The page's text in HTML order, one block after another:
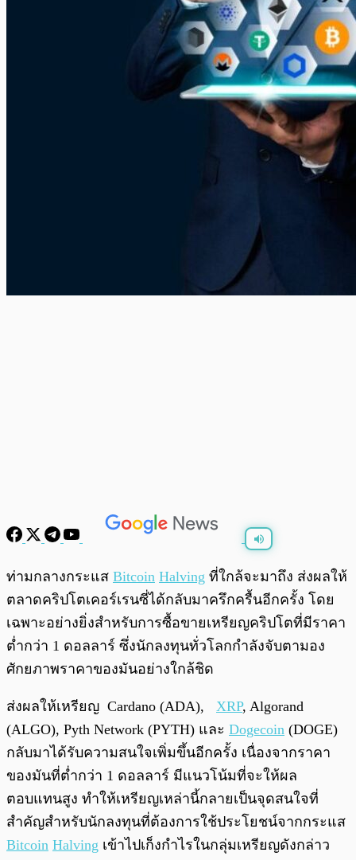
0:00 0:00
ท่ามกลางกระแส Bitcoin Halving ที่ใกล้จะมาถึง ส่งผลให้
ตลาดคริปโตเคอร์เรนซี่ได้กลับมาครึกครื้นอีกครั้ง โดย
เฉพาะอย่างยิ่งสำหรับการซื้อขายเหรียญคริปโตที่มีราคา
ต่ำกว่า 1 ดอลลาร์ ซึ่งนักลงทุนทั่วโลกกำลังจับตามอง
ศักยภาพราคาของมันอย่างใกล้ชิด
ส่งผลให้เหรียญ Cardano (ADA), XRP, Algorand
(ALGO), Pyth Network (PYTH) และ Dogecoin (DOGE)
กลับมาได้รับความสนใจเพิ่มขึ้นอีกครั้ง เนื่องจากราคา
ของมันที่ต่ำกว่า 1 ดอลลาร์ มีแนวโน้มที่จะให้ผล
ตอบแทนสูง ทำให้เหรียญเหล่านี้กลายเป็นจุดสนใจที่
สำคัญสำหรับนักลงทุนที่ต้องการใช้ประโยชน์จากกระแส
Bitcoin Halving เข้าไปเก็งกำไรในกลุ่มเหรียญดังกล่าว